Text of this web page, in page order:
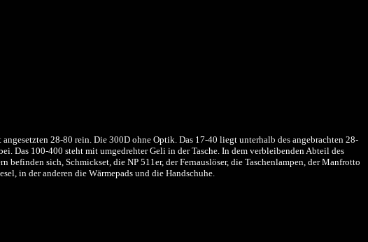
28-80 rein. Die 300D ohne Optik. Das 17-40 liegt unterhalb des angebrachten 28-
Das 100-400 steht mit umgedrehter Geli in der Tasche. In dem verbleibenden Abteil des
sich, Schmickset, die NP 511er, der Fernauslöser, die Taschenlampen, der Manfrotto
in der anderen die Wärmepads und die Handschuhe.